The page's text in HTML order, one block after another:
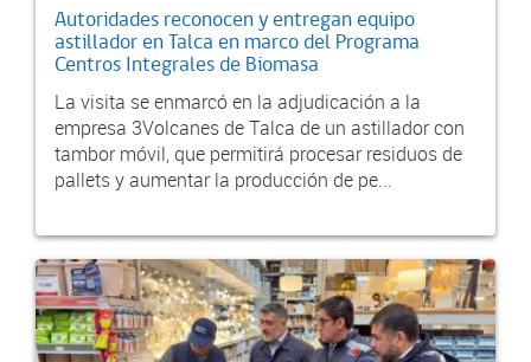
Autoridades reconocen y entregan equipo
astillador en Talca en marco del Programa
Centros Integrales de Biomasa
La visita se enmarcó en la adjudicación a la
empresa 3Volcanes de Talca de un astillador con
tambor móvil, que permitirá procesar residuos de
pallets y aumentar la producción de pe...